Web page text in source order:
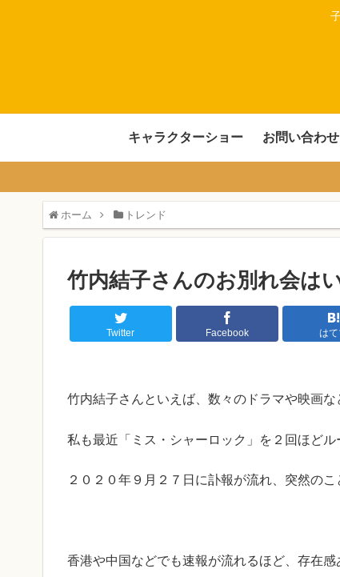
キャラクターショー お問い合わ
ホーム トレンド
竹内結子さんのお別れ会は
Twitter Facebook は
竹内結子さんといえば、数々のドラマや映画な
私も最近「ミス・シャーロック」を２回ほどル
２０２０年９月２７日に訃報が流れ、突然のこ
香港や中国などでも速報が流れるほど、存在感